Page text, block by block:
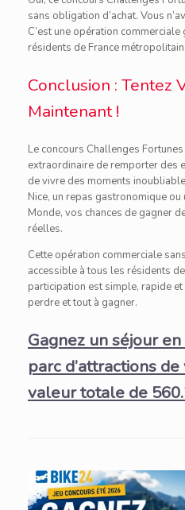
sans obligation d’achat. Vous
C’est une opération
résidents de France
Conclusion : Tentez
Maintenant !
Le concours Challenges
extraordinaire de remporter des
de vivre des moments
Nice, un repas gastronomique
Monde, vos chances de gagner
réelles.
Cette opération commerciale
accessible à tous les résidents
participation est simple, rapide et
perdre et tout à gagner.
Gagnez un séjour
parc d’attractions
valeur totale de